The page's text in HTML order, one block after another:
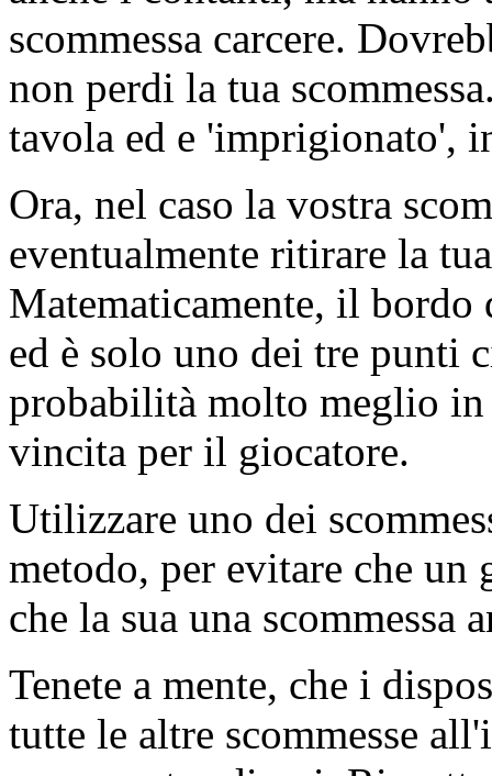
scommessa carcere.
non perdi la tua
tavola ed e 'imprigionato',
Ora, nel caso la vostra
eventualmente ritirare la
Matematicamente, il bordo
ed è solo uno dei tre punti
probabilità molto meglio
vincita per il giocatore.
Utilizzare uno dei
metodo, per evitare che un
che la sua una scommessa
Tenete a mente, che i
tutte le altre scommesse